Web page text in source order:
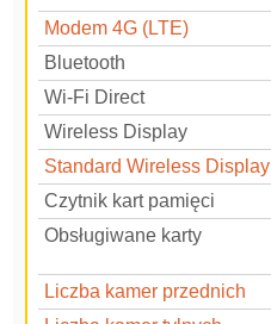
Modem 4G (LTE)
Bluetooth
Wi-Fi Direct
Wireless Display
Standard Wireless Display
Czytnik kart pamięci
Obsługiwane karty
Liczba kamer przednich